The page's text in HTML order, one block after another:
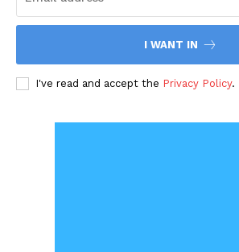
I WANT IN
I've read and accept the Privacy Policy.